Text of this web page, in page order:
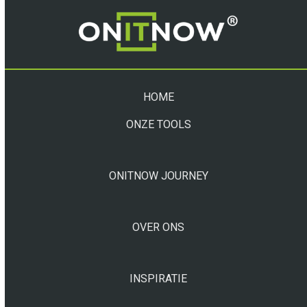
HOME
ONZE TOOLS
ONITNOW JOURNEY
OVER ONS
INSPIRATIE